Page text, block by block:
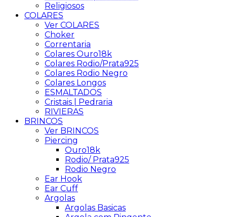
Religiosos
COLARES
Ver COLARES
Choker
Correntaria
Colares Ouro18k
Colares Rodio/Prata925
Colares Rodio Negro
Colares Longos
ESMALTADOS
Cristais | Pedraria
RIVIERAS
BRINCOS
Ver BRINCOS
Piercing
Ouro18k
Rodio/ Prata925
Rodio Negro
Ear Hook
Ear Cuff
Argolas
Argolas Basicas